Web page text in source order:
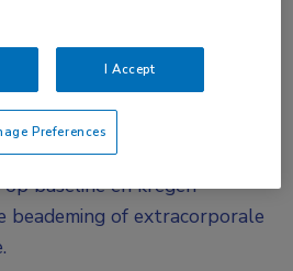
studie.
BARRIER is uitgevoerd in
en de Verenigde Staten.
in het ziekenhuis
een laboratorium-bevestigde
baseline en kregen
beademing of extracorporale
I Accept
Preferences